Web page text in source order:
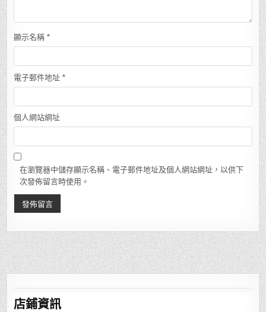
顯示名稱 *
電子郵件地址 *
個人網站網址
在瀏覽器中儲存顯示名稱、電子郵件地址及個人網站網址，以供下
次發佈留言時使用。
店鋪資訊